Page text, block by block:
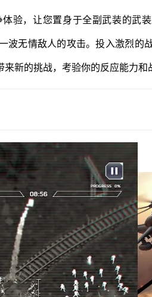
验，让您置身于全副武装的武
无情敌人的攻击。投入激烈的
新的挑战，考验你的反应能力和